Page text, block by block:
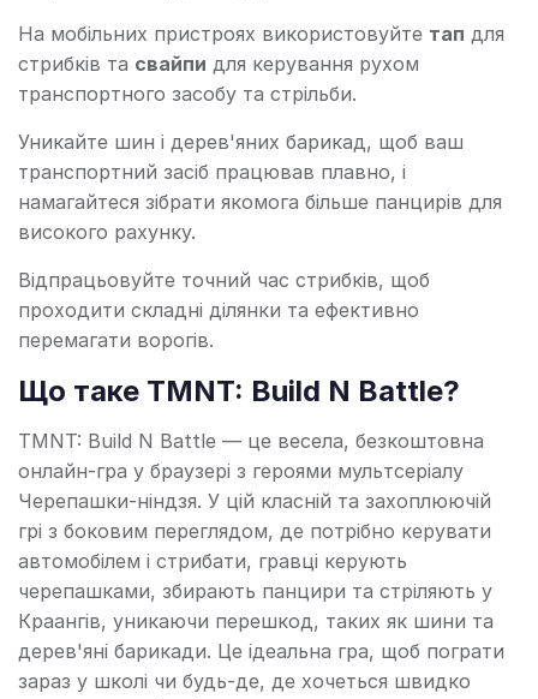
На мобільних пристроях використовуйте тап для
стрибків та свайпи для керування рухом
транспортного засобу та стрільби.
Уникайте шин і дерев'яних барикад, щоб ваш
транспортний засіб працював плавно, і
намагайтеся зібрати якомога більше панцирів для
високого рахунку.
Відпрацьовуйте точний час стрибків, щоб
проходити складні ділянки та ефективно
перемагати ворогів.
Що таке TMNT: Build N Battle?
TMNT: Build N Battle — це весела, безкоштовна
онлайн-гра у браузері з героями мультсеріалу
Черепашки-ніндзя. У цій класній та захоплюючій
грі з боковим переглядом, де потрібно керувати
автомобілем і стрибати, гравці керують
черепашками, збирають панцири та стріляють у
Краангів, уникаючи перешкод, таких як шини та
дерев'яні барикади. Це ідеальна гра, щоб пограти
зараз у школі чи будь-де, де хочеться швидко